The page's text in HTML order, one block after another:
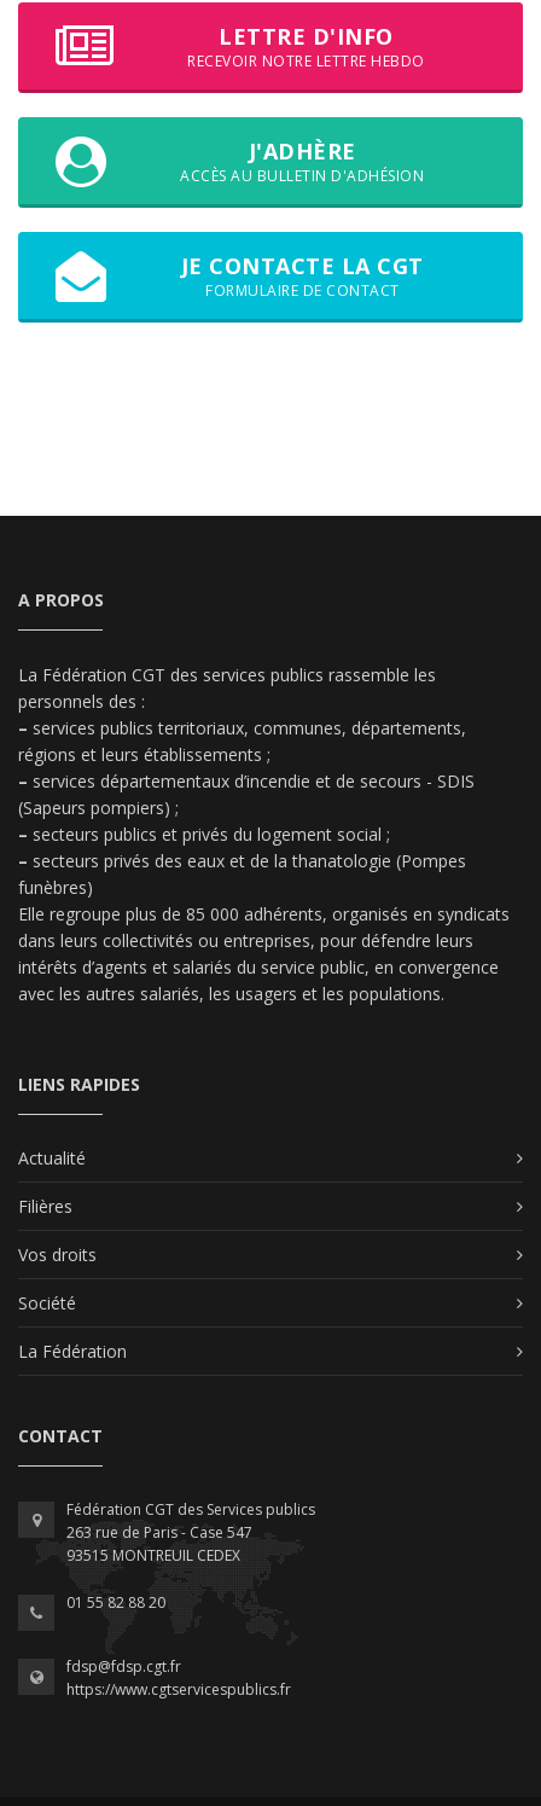
LETTRE D'INFO
RECEVOIR NOTRE LETTRE HEBDO
J'ADHÈRE
ACCÈS AU BULLETIN D'ADHÉSION
JE CONTACTE LA CGT
FORMULAIRE DE CONTACT
A PROPOS
La Fédération CGT des services publics rassemble les
personnels des :
– services publics territoriaux, communes, départements,
régions et leurs établissements ;
– services départementaux d’incendie et de secours - SDIS
(Sapeurs pompiers) ;
– secteurs publics et privés du logement social ;
– secteurs privés des eaux et de la thanatologie (Pompes
funèbres)
Elle regroupe plus de 85 000 adhérents, organisés en syndicats
dans leurs collectivités ou entreprises, pour défendre leurs
intérêts d’agents et salariés du service public, en convergence
avec les autres salariés, les usagers et les populations.
LIENS RAPIDES
Actualité
Filières
Vos droits
Société
La Fédération
CONTACT
Fédération CGT des Services publics
263 rue de Paris - Case 547
93515 MONTREUIL CEDEX
01 55 82 88 20
fdsp@fdsp.cgt.fr
https://www.cgtservicespublics.fr